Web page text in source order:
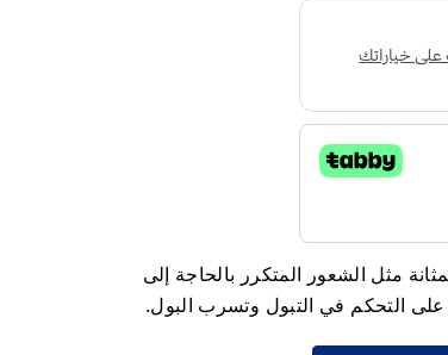
مثل الشعور المتكرر بالحاجة إلى
على التحكم في التبول وتسرب البول.